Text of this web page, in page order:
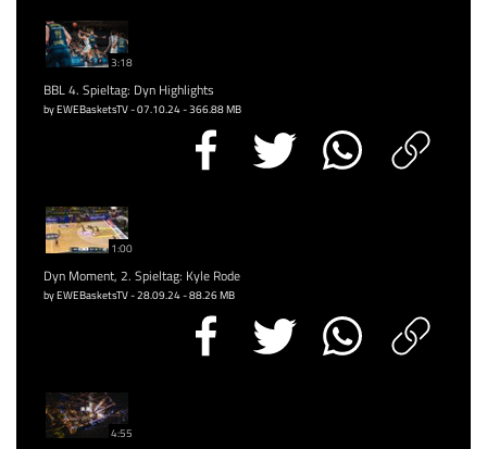
3:18
BBL 4. Spieltag: Dyn Highlights
by EWEBasketsTV - 07.10.24 - 366.88 MB
1:00
Dyn Moment, 2. Spieltag: Kyle Rode
by EWEBasketsTV - 28.09.24 - 88.26 MB
4:55